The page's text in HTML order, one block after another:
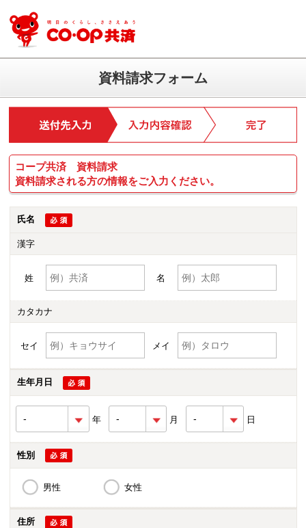
資料請求フォーム
コープ共済 資料請求
資料請求される方の情報をご入力ください。
氏名
漢字
姓 名
カタカナ
セイ メイ
生年月日
年 月 日
性別
男性 女性
住所